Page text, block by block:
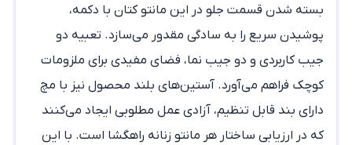
بسته شدن قسمت جلو در این مانتو کتان با دکمه،
پوشیدن سریع را به سادگی مقدور می‌سازد. تعبیه دو
جیب کاربردی و دو جیب نما، فضای مفیدی برای ملزومات
کوچک فراهم می‌آورد. آستین‌های بلند محصول نیز با مچ
دارای بند قابل تنظیم، آزادی عمل مطلوبی ایجاد می‌کنند
که در ارزیابی ساختار هر مانتو زنانه راهگشا است. با این